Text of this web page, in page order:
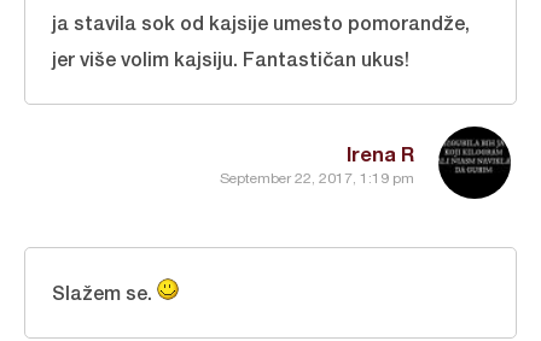
Irena R
September 22, 2017, 1:19 pm
ja stavila sok od kajsije umesto pomorandže,
jer više volim kajsiju. Fantastičan ukus!
Slažem se.